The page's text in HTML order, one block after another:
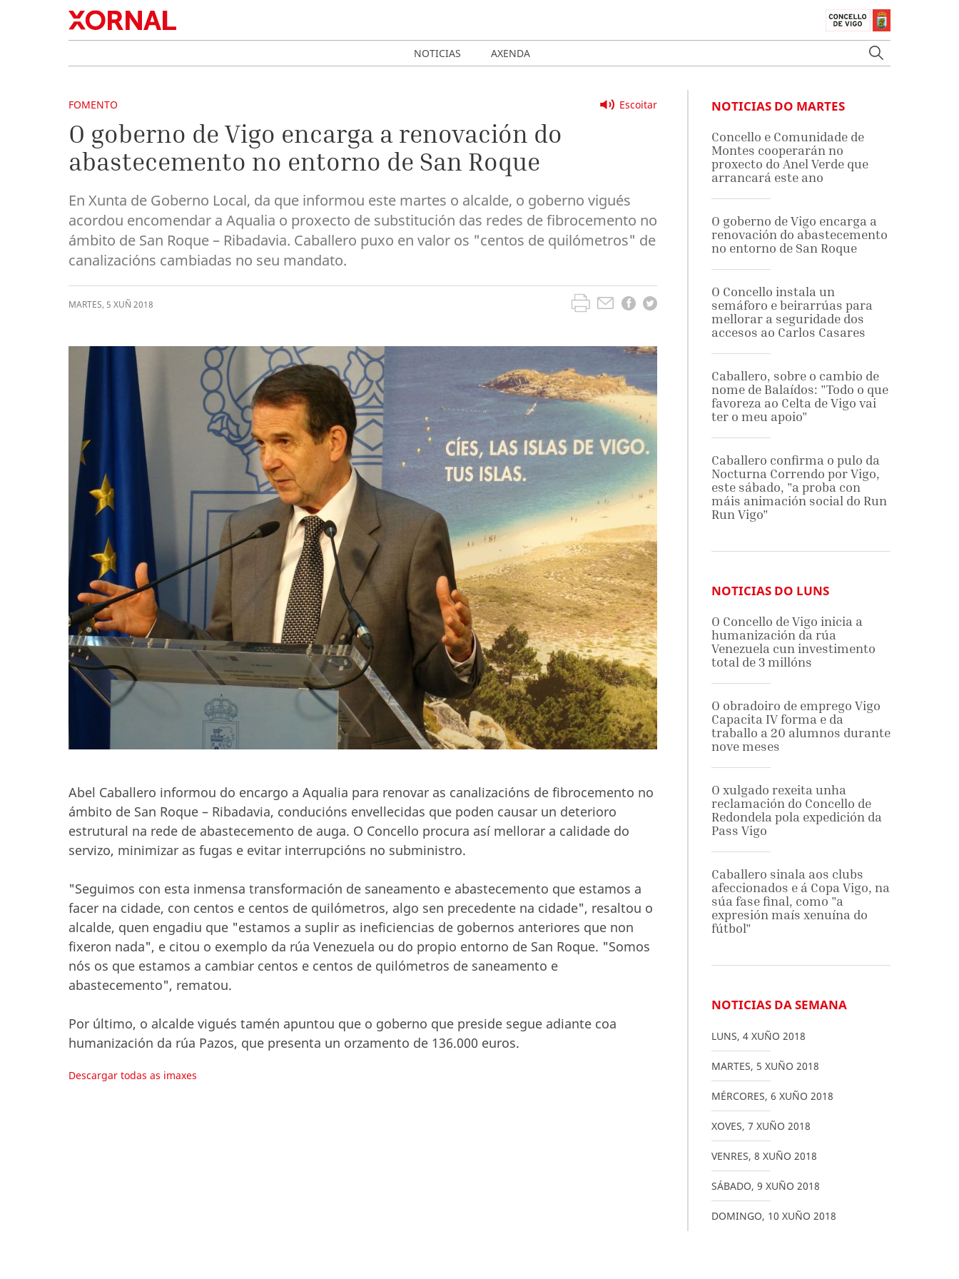
NOTICIAS AXENDA
Escoitar
FOMENTO
O goberno de Vigo encarga a renovación do
abastecemento no entorno de San Roque
En Xunta de Goberno Local, da que informou este martes o alcalde, o goberno vigués
acordou encomendar a Aqualia o proxecto de substitución das redes de fibrocemento no
ámbito de San Roque – Ribadavia. Caballero puxo en valor os "centos de quilómetros" de
canalizacións cambiadas no seu mandato.
MARTES, 5 XUÑ 2018
Abel Caballero informou do encargo a Aqualia para renovar as canalizacións de fibrocemento no
ámbito de San Roque – Ribadavia, conducións envellecidas que poden causar un deterioro
estrutural na rede de abastecemento de auga. O Concello procura así mellorar a calidade do
servizo, minimizar as fugas e evitar interrupcións no subministro.
"Seguimos con esta inmensa transformación de saneamento e abastecemento que estamos a
facer na cidade, con centos e centos de quilómetros, algo sen precedente na cidade", resaltou o
alcalde, quen engadiu que "estamos a suplir as ineficiencias de gobernos anteriores que non
fixeron nada", e citou o exemplo da rúa Venezuela ou do propio entorno de San Roque. "Somos
nós os que estamos a cambiar centos e centos de quilómetros de saneamento e
abastecemento", rematou.
Por último, o alcalde vigués tamén apuntou que o goberno que preside segue adiante coa
humanización da rúa Pazos, que presenta un orzamento de 136.000 euros.
Descargar todas as imaxes
NOTICIAS DO MARTES
Concello e Comunidade de
Montes cooperarán no
proxecto do Anel Verde que
arrancará este ano
O goberno de Vigo encarga a
renovación do abastecemento
no entorno de San Roque
O Concello instala un
semáforo e beirarrúas para
mellorar a seguridade dos
accesos ao Carlos Casares
Caballero, sobre o cambio de
nome de Balaídos: "Todo o que
favoreza ao Celta de Vigo vai
ter o meu apoio"
Caballero confirma o pulo da
Nocturna Correndo por Vigo,
este sábado, "a proba con
máis animación social do Run
Run Vigo"
NOTICIAS DO LUNS
O Concello de Vigo inicia a
humanización da rúa
Venezuela cun investimento
total de 3 millóns
O obradoiro de emprego Vigo
Capacita IV forma e da
traballo a 20 alumnos durante
nove meses
O xulgado rexeita unha
reclamación do Concello de
Redondela pola expedición da
Pass Vigo
Caballero sinala aos clubs
afeccionados e á Copa Vigo, na
súa fase final, como "a
expresión maís xenuína do
fútbol"
NOTICIAS DA SEMANA
LUNS, 4 XUÑO 2018
MARTES, 5 XUÑO 2018
MÉRCORES, 6 XUÑO 2018
XOVES, 7 XUÑO 2018
VENRES, 8 XUÑO 2018
SÁBADO, 9 XUÑO 2018
DOMINGO, 10 XUÑO 2018